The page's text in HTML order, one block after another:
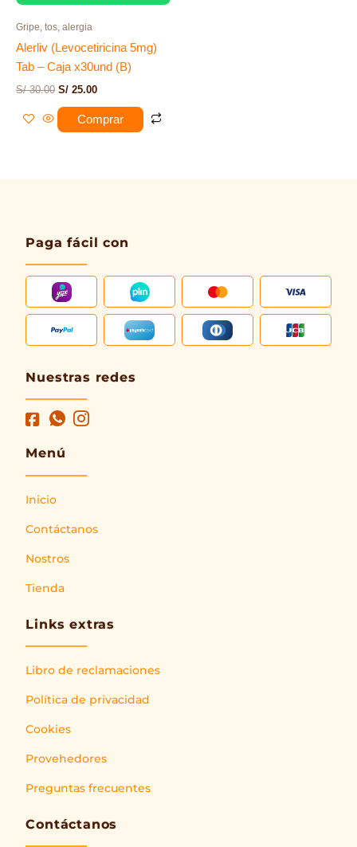
Gripe, tos, alergia
Alerliv (Levocetiricina 5mg)
Tab – Caja x30und (B)
S/30.00 S/ 25.00
Comprar
Paga fácil con
Nuestras redes
Menú
Inicio
Contáctanos
Nostros
Tienda
Links extras
Libro de reclamaciones
Política de privacidad
Cookies
Provehedores
Preguntas frecuentes
Contáctanos